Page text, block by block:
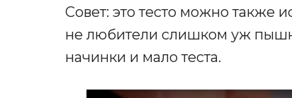
Совет: это тесто можно также
не любители слишком уж
начинки и мало теста.